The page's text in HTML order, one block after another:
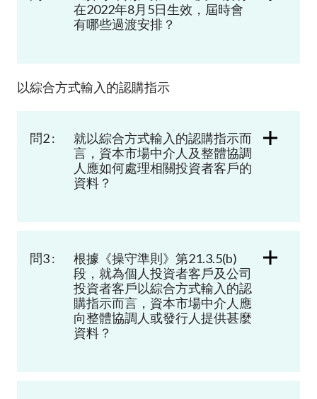
在2022年8月 5日生效 ，屆時會
有哪些過渡安排？
以綜合方式輸入的認購指示
問2 :
就以綜合方式輸入的認購指示而
言，資本市場中介人及整體協調
人應如何處理相關投資者客戶的
資料？
問3 : 根據《操守準則》第21.3.5(b)
段，就為個人投資者客戶及公司
投資者客戶以綜合方式輸入的認
購指示而言，資本市場中介人應
向整體協調人或發行人提供甚麼
資料？